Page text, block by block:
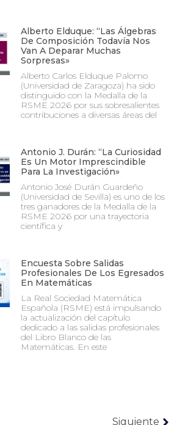
Alberto Elduque: “Las Álgebras
De Composición Todavía Nos
Van A Deparar Muchas
Sorpresas»
Alberto Carlos Elduque Palomo
(Universidad de Zaragoza) ha sido
distinguido con la Medalla de la
RSME 2026 por sus sobresalientes
contribuciones a diversas áreas del
Antonio J. Durán: “La Curiosidad
Es Un Motor Imprescindible
Para La Investigación»
Antonio José Durán Guardeño
(Universidad de Sevilla) es uno de los
tres ganadores de la Medalla de la
RSME 2026 por una trayectoria
científica y
Encuesta Sobre Salidas
Profesionales De Los Egresados
En Matemáticas
La Real Sociedad Matemática
Española (RSME) está impulsando
la actualización del capítulo
dedicado a las salidas profesionales
del Libro Blanco de las
Matemáticas. En este
Siguiente